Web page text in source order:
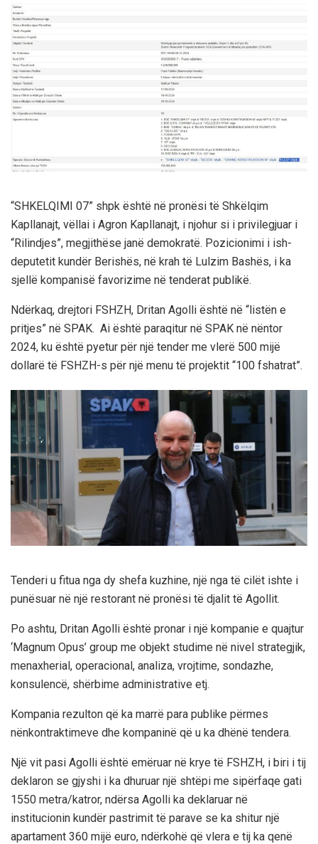
“SHKELQIMI 07” shpk është në pronësi të Shkëlqim
Kapllanajt, vëllai i Agron Kapllanajt, i njohur si i privilegjuar i
“Rilindjes”, megjithëse janë demokratë. Pozicionimi i ish-
deputetit kundër Berishës, në krah të Lulzim Bashës, i ka
sjellë kompanisë favorizime në tenderat publikë.
Ndërkaq, drejtori FSHZH, Dritan Agolli është në “listën e
pritjes” në SPAK. Ai është paraqitur në SPAK në nëntor
2024, ku është pyetur për një tender me vlerë 500 mijë
dollarë të FSHZH-s për një menu të projektit “100 fshatrat”.
Tenderi u fitua nga dy shefa kuzhine, një nga të cilët ishte i
punësuar në një restorant në pronësi të djalit të Agollit.
Po ashtu, Dritan Agolli është pronar i një kompanie e quajtur
‘Magnum Opus’ group me objekt studime në nivel strategjik,
menaxherial, operacional, analiza, vrojtime, sondazhe,
konsulencë, shërbime administrative etj.
Kompania rezulton që ka marrë para publike përmes
nënkontraktimeve dhe kompaninë që u ka dhënë tendera.
Një vit pasi Agolli është emëruar në krye të FSHZH, i biri i tij
deklaron se gjyshi i ka dhuruar një shtëpi me sipërfaqe gati
1550 metra/katror, ndërsa Agolli ka deklaruar në
institucionin kundër pastrimit të parave se ka shitur një
apartament 360 mijë euro, ndërkohë që vlera e tij ka qenë